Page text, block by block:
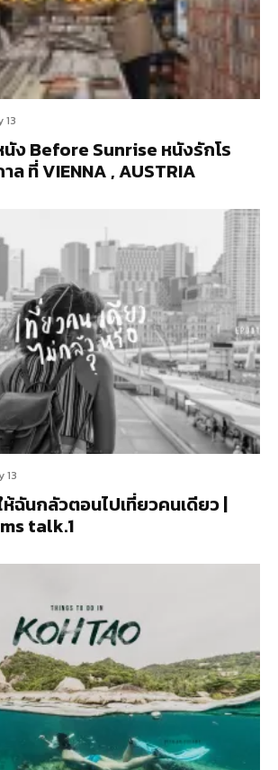
13
ง Before Sunrise หนังรักโร
ที่ VIENNA , AUSTRIA
13
ฉันกลัวตอนไปเที่ยวคนเดียว |
talk.1